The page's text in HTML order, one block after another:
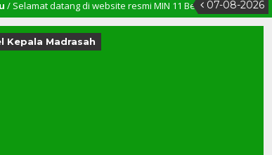
07-08-2026
di website resmi MIN 11 Bener Meriah
Kepala Madrasah